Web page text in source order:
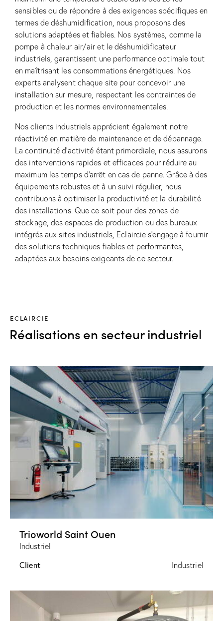
sensibles ou de répondre à des exigences spécifiques en
termes de déshumidification, nous proposons des
solutions adaptées et fiables. Nos systèmes, comme la
pompe à chaleur air/air et le déshumidificateur
industriels, garantissent une performance optimale tout
en maîtrisant les consommations énergétiques. Nos
experts analysent chaque site pour concevoir une
installation sur mesure, respectant les contraintes de
production et les normes environnementales.
Nos clients industriels apprécient également notre
réactivité en matière de maintenance et de dépannage.
La continuité d’activité étant primordiale, nous assurons
des interventions rapides et efficaces pour réduire au
maximum les temps d’arrêt en cas de panne. Grâce à des
équipements robustes et à un suivi régulier, nous
contribuons à optimiser la productivité et la durabilité
des installations. Que ce soit pour des zones de
stockage, des espaces de production ou des bureaux
intégrés aux sites industriels, Eclaircie s’engage à fournir
des solutions techniques fiables et performantes,
adaptées aux besoins exigeants de ce secteur.
ECLAIRCIE
Réalisations en secteur industriel
Trioworld Saint Ouen
Industriel
Client Industriel